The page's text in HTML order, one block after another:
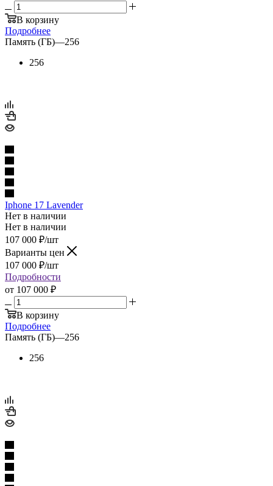
В корзину
Подробнее
Память (ГБ)—256
256
Iphone 17 Lavender
Нет в наличии
Нет в наличии
107 000 ₽/шт
Варианты цен
107 000 ₽/шт
Подробности
от 107 000 ₽
В корзину
Подробнее
Память (ГБ)—256
256